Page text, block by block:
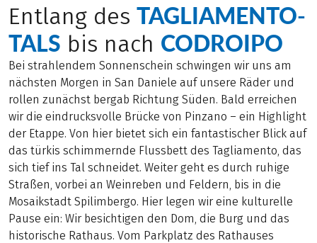
Entlang des TAGLIAMENTO-
TALS bis nach CODROIPO
Bei strahlendem Sonnenschein schwingen wir uns am
nächsten Morgen in San Daniele auf unsere Räder und
rollen zunächst bergab Richtung Süden. Bald erreichen
wir die eindrucksvolle Brücke von Pinzano – ein Highlight
der Etappe. Von hier bietet sich ein fantastischer Blick auf
das türkis schimmernde Flussbett des Tagliamento, das
sich tief ins Tal schneidet. Weiter geht es durch ruhige
Straßen, vorbei an Weinreben und Feldern, bis in die
Mosaikstadt Spilimbergo. Hier legen wir eine kulturelle
Pause ein: Wir besichtigen den Dom, die Burg und das
historische Rathaus. Vom Parkplatz des Rathauses